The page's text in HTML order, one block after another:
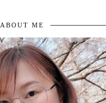
ABOUT ME